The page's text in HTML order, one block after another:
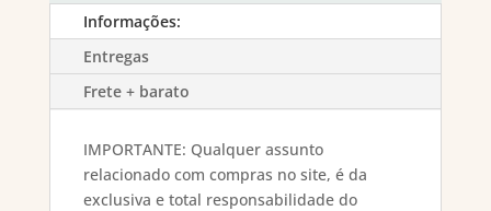
Informações:
Entregas
Frete + barato
IMPORTANTE: Qualquer assunto
relacionado com compras no site, é da
exclusiva e total responsabilidade do